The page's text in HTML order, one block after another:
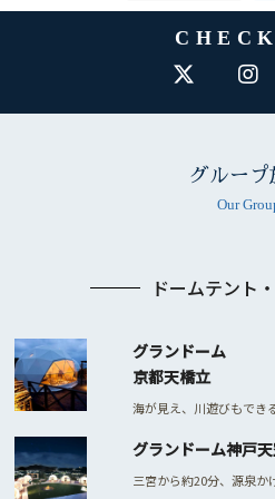
グループ
Our
ドームテント
グランドーム
京都天橋立
海が見え、川遊びもでき
グランドーム神戸
三宮から約20分、源泉か